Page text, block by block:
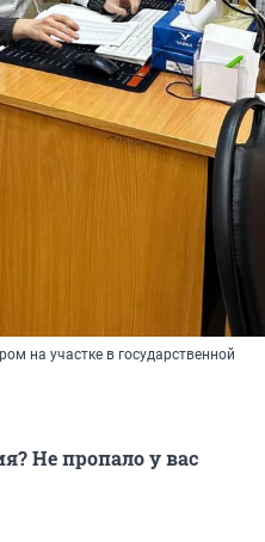
на участке в государственной
Не пропало у вас